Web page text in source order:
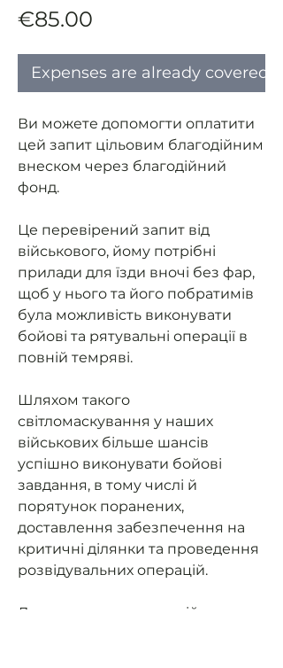
€85.00
Expenses are already covered
Ви можете допомогти оплатити
цей запит цільовим благодійним
внеском через благодійний
фонд.
Це перевірений запит від
військового, йому потрібні
прилади для їзди вночі без фар,
щоб у нього та його побратимів
була можливість виконувати
бойові та рятувальні операції в
повній темряві.
Шляхом такого
світломаскування у наших
військових більше шансів
успішно виконувати бойові
завдання, в тому числі й
порятунок поранених,
доставлення забезпечення на
критичні ділянки та проведення
розвідувальних операцій.
Допоможемо нашим військовим